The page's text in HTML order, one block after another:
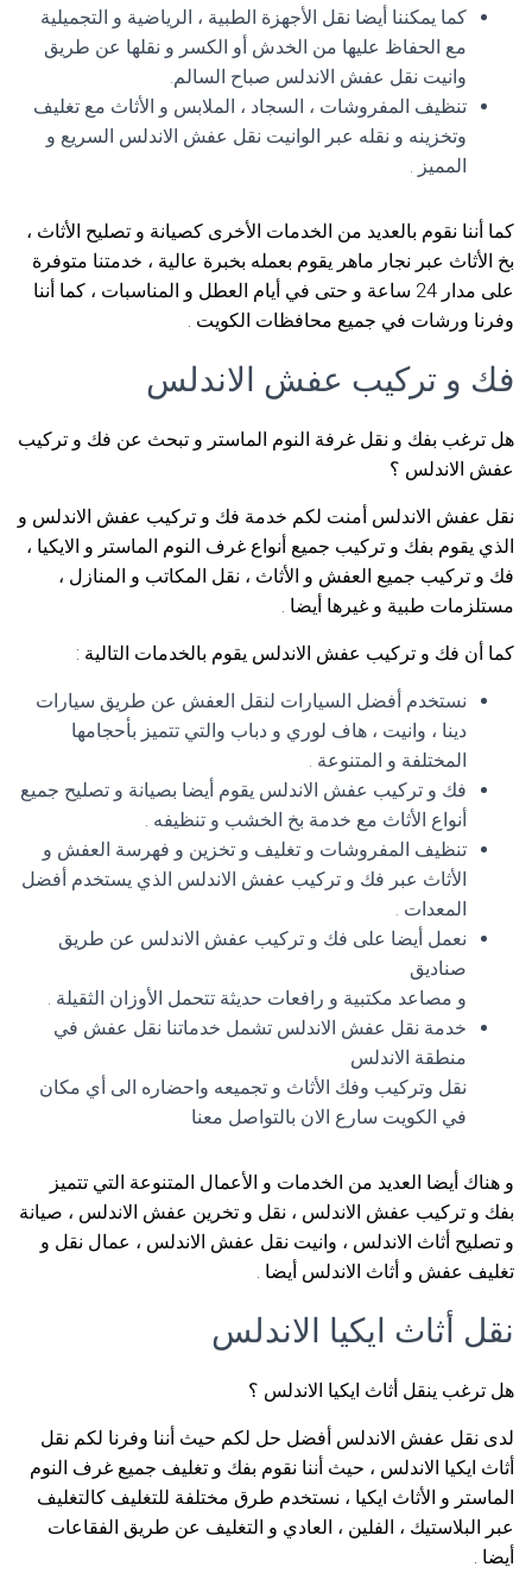
كما يمكننا أيضا نقل الأجهزة الطبية ، الرياضية و التجميلية
مع الحفاظ عليها من الخدش أو الكسر و نقلها عن طريق
وانيت نقل عفش الاندلس صباح السالم.
تنظيف المفروشات ، السجاد ، الملابس و الأثاث مع تغليف
وتخزينه و نقله عبر الوانيت نقل عفش الاندلس السريع و
المميز .
كما أننا نقوم بالعديد من الخدمات الأخرى كصيانة و تصليح الأثاث ،
بخ الأثاث عبر نجار ماهر يقوم بعمله بخبرة عالية ، خدمتنا متوفرة
على مدار 24 ساعة و حتى في أيام العطل و المناسبات ، كما أننا
وفرنا ورشات في جميع محافظات الكويت .
فك و تركيب عفش الاندلس
هل ترغب بفك و نقل غرفة النوم الماستر و تبحث عن فك و تركيب
عفش الاندلس ؟
نقل عفش الاندلس أمنت لكم خدمة فك و تركيب عفش الاندلس و
الذي يقوم بفك و تركيب جميع أنواع غرف النوم الماستر و الايكيا ،
فك و تركيب جميع العفش و الأثاث ، نقل المكاتب و المنازل ،
مستلزمات طبية و غيرها أيضا .
كما أن فك و تركيب عفش الاندلس يقوم بالخدمات التالية :
نستخدم أفضل السيارات لنقل العفش عن طريق سيارات
دينا ، وانيت ، هاف لوري و دباب والتي تتميز بأحجامها
المختلفة و المتنوعة .
فك و تركيب عفش الاندلس يقوم أيضا بصيانة و تصليح جميع
أنواع الأثاث مع خدمة بخ الخشب و تنظيفه .
تنظيف المفروشات و تغليف و تخزين و فهرسة العفش و
الأثاث عبر فك و تركيب عفش الاندلس الذي يستخدم أفضل
المعدات .
نعمل أيضا على فك و تركيب عفش الاندلس عن طريق
صناديق
و مصاعد مكتبية و رافعات حديثة تتحمل الأوزان الثقيلة .
خدمة نقل عفش الاندلس تشمل خدماتنا نقل عفش في
منطقة الاندلس
نقل وتركيب وفك الأثاث و تجميعه واحضاره الى أي مكان
في الكويت سارع الان بالتواصل معنا
و هناك أيضا العديد من الخدمات و الأعمال المتنوعة التي تتميز
بفك و تركيب عفش الاندلس ، نقل و تخرين عفش الاندلس ، صيانة
و تصليح أثاث الاندلس ، وانيت نقل عفش الاندلس ، عمال نقل و
تغليف عفش و أثاث الاندلس أيضا .
نقل أثاث ايكيا الاندلس
هل ترغب ينقل أثاث ايكيا الاندلس ؟
لدى نقل عفش الاندلس أفضل حل لكم حيث أننا وفرنا لكم نقل
أثاث ايكيا الاندلس ، حيث أننا نقوم بفك و تغليف جميع غرف النوم
الماستر و الأثاث ايكيا ، نستخدم طرق مختلفة للتغليف كالتغليف
عبر البلاستيك ، الفلين ، العادي و التغليف عن طريق الفقاعات
أيضا .